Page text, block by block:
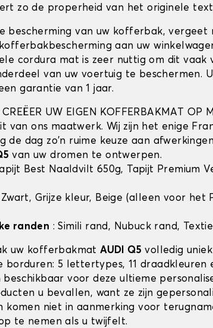
zo de properheid van het originele
bescherming van uw kofferbak, vergeet
aan uw
cordura mat is zeer nuttig om dit vaak
van uw voertuig te beschermen.
garantie van 1 jaar.
CREËER UW EIGEN KOFFERBAKMAT OP
van ons maatwerk. Wij zijn het enige
de dag zo'n ruime keuze aan
van uw dromen te ontwerpen.
Best Naaldvilt 650g, Tapijt Premium
Zwart, Grijze kleur, Beige (alleen voor het
randen : Simili rand, Nubuck rand,
uw kofferbakmatAUDI Q5 volledig
borduren: 5 lettertypes, 11 draadkleuren
voor deze ultieme
u bevallen, want ze zijn
komen niet in aanmerking voor
te nemen als u twijfelt.